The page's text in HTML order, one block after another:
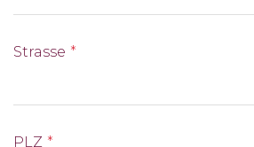
Strasse
PLZ